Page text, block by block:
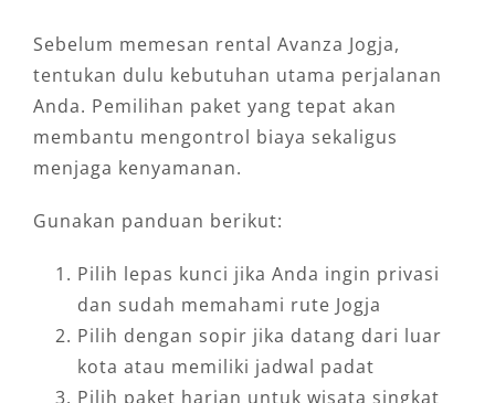
Sebelum memesan rental Avanza Jogja,
tentukan dulu kebutuhan utama perjalanan
Anda. Pemilihan paket yang tepat akan
membantu mengontrol biaya sekaligus
menjaga kenyamanan.
Gunakan panduan berikut:
Pilih lepas kunci jika Anda ingin privasi
dan sudah memahami rute Jogja
Pilih dengan sopir jika datang dari luar
kota atau memiliki jadwal padat
Pilih paket harian untuk wisata singkat